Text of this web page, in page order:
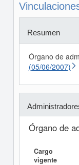
Resumen
Órgano de
(05/06/2007)
Órgano de
Cargo
vigente